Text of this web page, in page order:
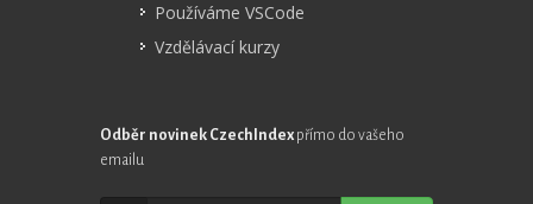
Používáme VSCode
Vzdělávací kurzy
Odběr novinek CzechIndex přímo do vašeho
emailu